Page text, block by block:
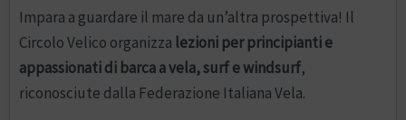
Impara a guardare il mare da un’altra prospettiva! Il
Circolo Velico organizza lezioni per principianti e
appassionati di barca a vela, surf e windsurf,
riconosciute dalla Federazione Italiana Vela.